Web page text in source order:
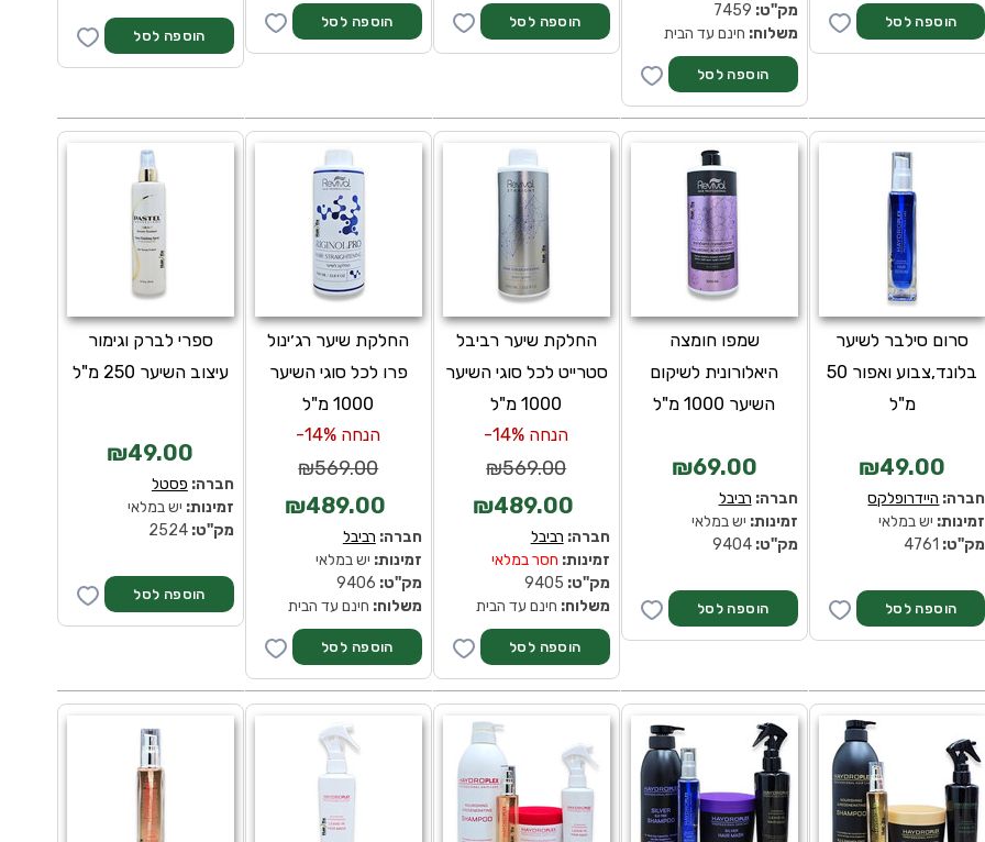
מק''ט:
משלוח: חינם עד הבית
הוספה לסל
ספרי לברק וגימור
עיצוב השיער 250 מ"ל
₪49.00
חברה: פסטל
זמינות: יש במלאי
מק''ט: 2524
החלקת שיער רג׳ינול
פרו לכל סוגי השיער
1000 מ"ל
הנחה 14%-
₪569.00
₪489.00
חברה: רביבל
זמינות: יש במלאי
מק''ט:
משלוח: חינם עד הבית
החלקת שיער רביבל
סטרייט לכל סוגי השיער
1000 מ"ל
הנחה 14%-
₪569.00
₪489.00
חברה: רביבל
זמינות: חסר במלאי
מק''ט:
משלוח: חינם עד הבית
הוספה לסל
שמפו חומצה
היאלורונית לשיקום
השיער 1000 מ"ל
₪69.00
חברה: רביבל
זמינות: יש במלאי
מק''ט: 9404
סרום סילבר לשיער
בלונד,צבוע ואפור 50
מ"ל
₪49.00
חברה: היידרופלקס
זמינות: יש במלאי
מק''ט: